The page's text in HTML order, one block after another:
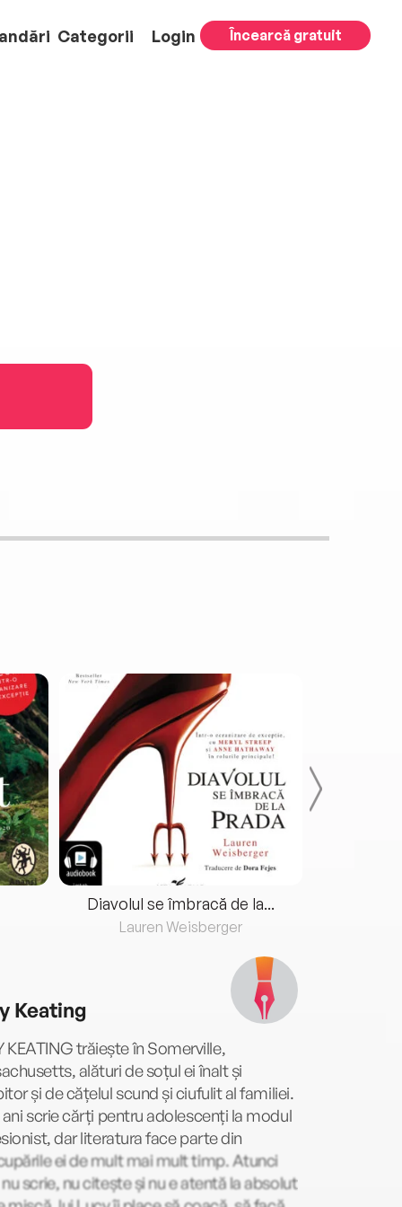
Categorii Login Încearcă gratuit
Diavolul se îmbracă de la...
Lauren Weisberger
Keating
KEATING trăiește în Somerville,
alături de soțul ei înalt și
și de cățelul scund și ciufulit al familiei.
ani scrie cărți pentru adolescenți la modul
dar literatura face parte din
ei de mult mai mult timp. Atunci
scrie, nu citește și nu e atentă la absolut